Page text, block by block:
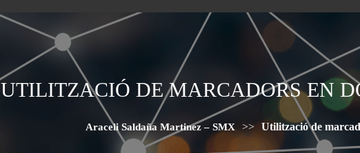
UTILITZACIÓ DE MARCADORS EN
Araceli Saldaña Martinez – SMX >> Utilització de